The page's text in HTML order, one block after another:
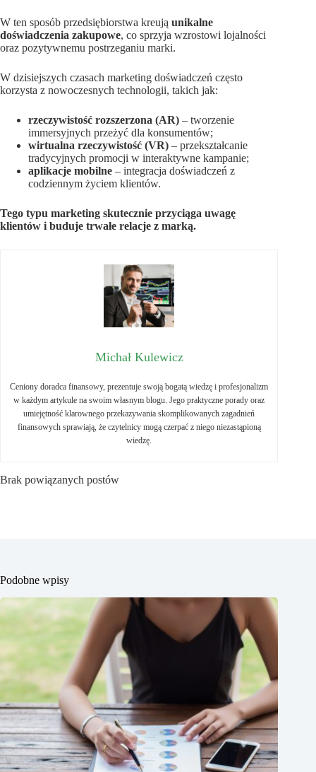
W ten sposób przedsiębiorstwa kreują unikalne
doświadczenia zakupowe, co sprzyja wzrostowi lojalności
oraz pozytywnemu postrzeganiu marki.
W dzisiejszych czasach marketing doświadczeń często
korzysta z nowoczesnych technologii, takich jak:
rzeczywistość rozszerzona (AR) – tworzenie
immersyjnych przeżyć dla konsumentów;
wirtualna rzeczywistość (VR) – przekształcanie
tradycyjnych promocji w interaktywne kampanie;
aplikacje mobilne – integracja doświadczeń z
codziennym życiem klientów.
Tego typu marketing skutecznie przyciąga uwagę
klientów i buduje trwałe relacje z marką.
Michał Kulewicz
Ceniony doradca finansowy, prezentuje swoją bogatą wiedzę i profesjonalizm
w każdym artykule na swoim własnym blogu. Jego praktyczne porady oraz
umiejętność klarownego przekazywania skomplikowanych zagadnień
finansowych sprawiają, że czytelnicy mogą czerpać z niego niezastąpioną
wiedzę.
Brak powiązanych postów
Podobne wpisy